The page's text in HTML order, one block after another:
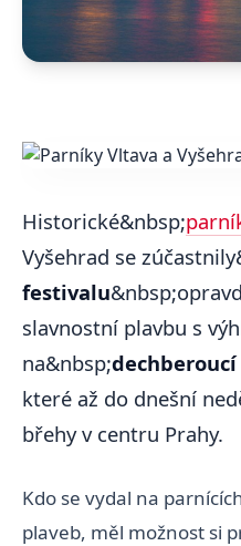
Historické&nbsp;
Vyšehrad se
festivalu
slavnostní plavbu s
na&nbsp;
které až do dnešní
břehy v centru Prahy.
Kdo se vydal na
plaveb, měl možnost si